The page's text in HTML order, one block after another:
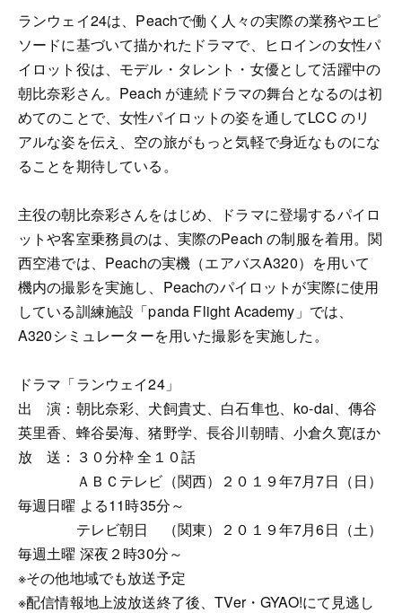
ランウェイ24は、Peachで働く人々の実際の業務やエピ
ソードに基づいて描かれたドラマで、ヒロインの女性パ
イロット役は、モデル・タレント・女優として活躍中の
朝比奈彩さん。Peach が連続ドラマの舞台となるのは初
めてのことで、女性パイロットの姿を通してLCC のリ
アルな姿を伝え、空の旅がもっと気軽で身近なものにな
ることを期待している。
主役の朝比奈彩さんをはじめ、ドラマに登場するパイロ
ットや客室乗務員のは、実際のPeach の制服を着用。関
西空港では、Peachの実機（エアバスA320）を用いて
機内の撮影を実施し、Peachのパイロットが実際に使用
している訓練施設「panda Flight Academy」では、
A320シミュレーターを用いた撮影を実施した。
ドラマ「ランウェイ24」
出 演：朝比奈彩、犬飼貴丈、白石隼也、ko-dai、傳谷
英里香、蜂谷晏海、猪野学、長谷川朝晴、小倉久寛ほか
放 送：３０分枠 全１０話
ＡＢＣテレビ（関西）２０１９年7月7日（日）
毎週日曜 よる11時35分～
テレビ朝日 （関東）２０１９年7月6日（土）
毎週土曜 深夜２時30分～
※その他地域でも放送予定
※配信情報地上波放送終了後、TVer・GYAO!にて見逃し